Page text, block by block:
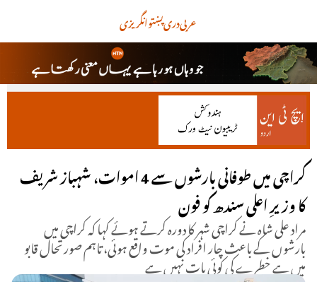
انگریزیپښتودریعربی
کراچی میں طوفانی بارشوں سے 4 اموات، شہباز شریف
کا وزیرِ اعلی سندھ کو فون
مراد علی شاہ نے کراچی شہر کا دورہ کرتے ہوئے کہا کہ کراچی میں
بارشوں کے باعث چار افراد کی موت واقع ہوئی، تاہم صورتحال قابو
میں ہے خطرے کی کوئی بات نہیں ہے